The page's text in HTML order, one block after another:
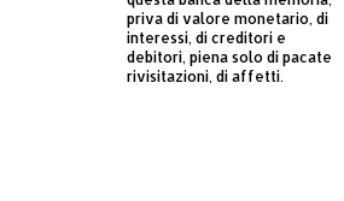
priva di valore monetario, di
interessi, di creditori e
debitori, piena solo di pacate
rivisitazioni, di affetti.